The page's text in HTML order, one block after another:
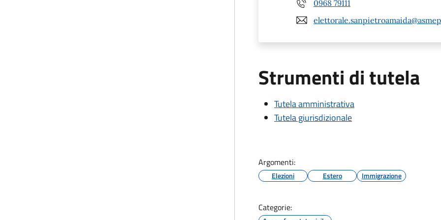
0968 79111
Strumenti di tutela
Tutela amministrativa
Tutela giurisdizionale
Argomenti:
Elezioni Estero Immigrazione
Categorie: